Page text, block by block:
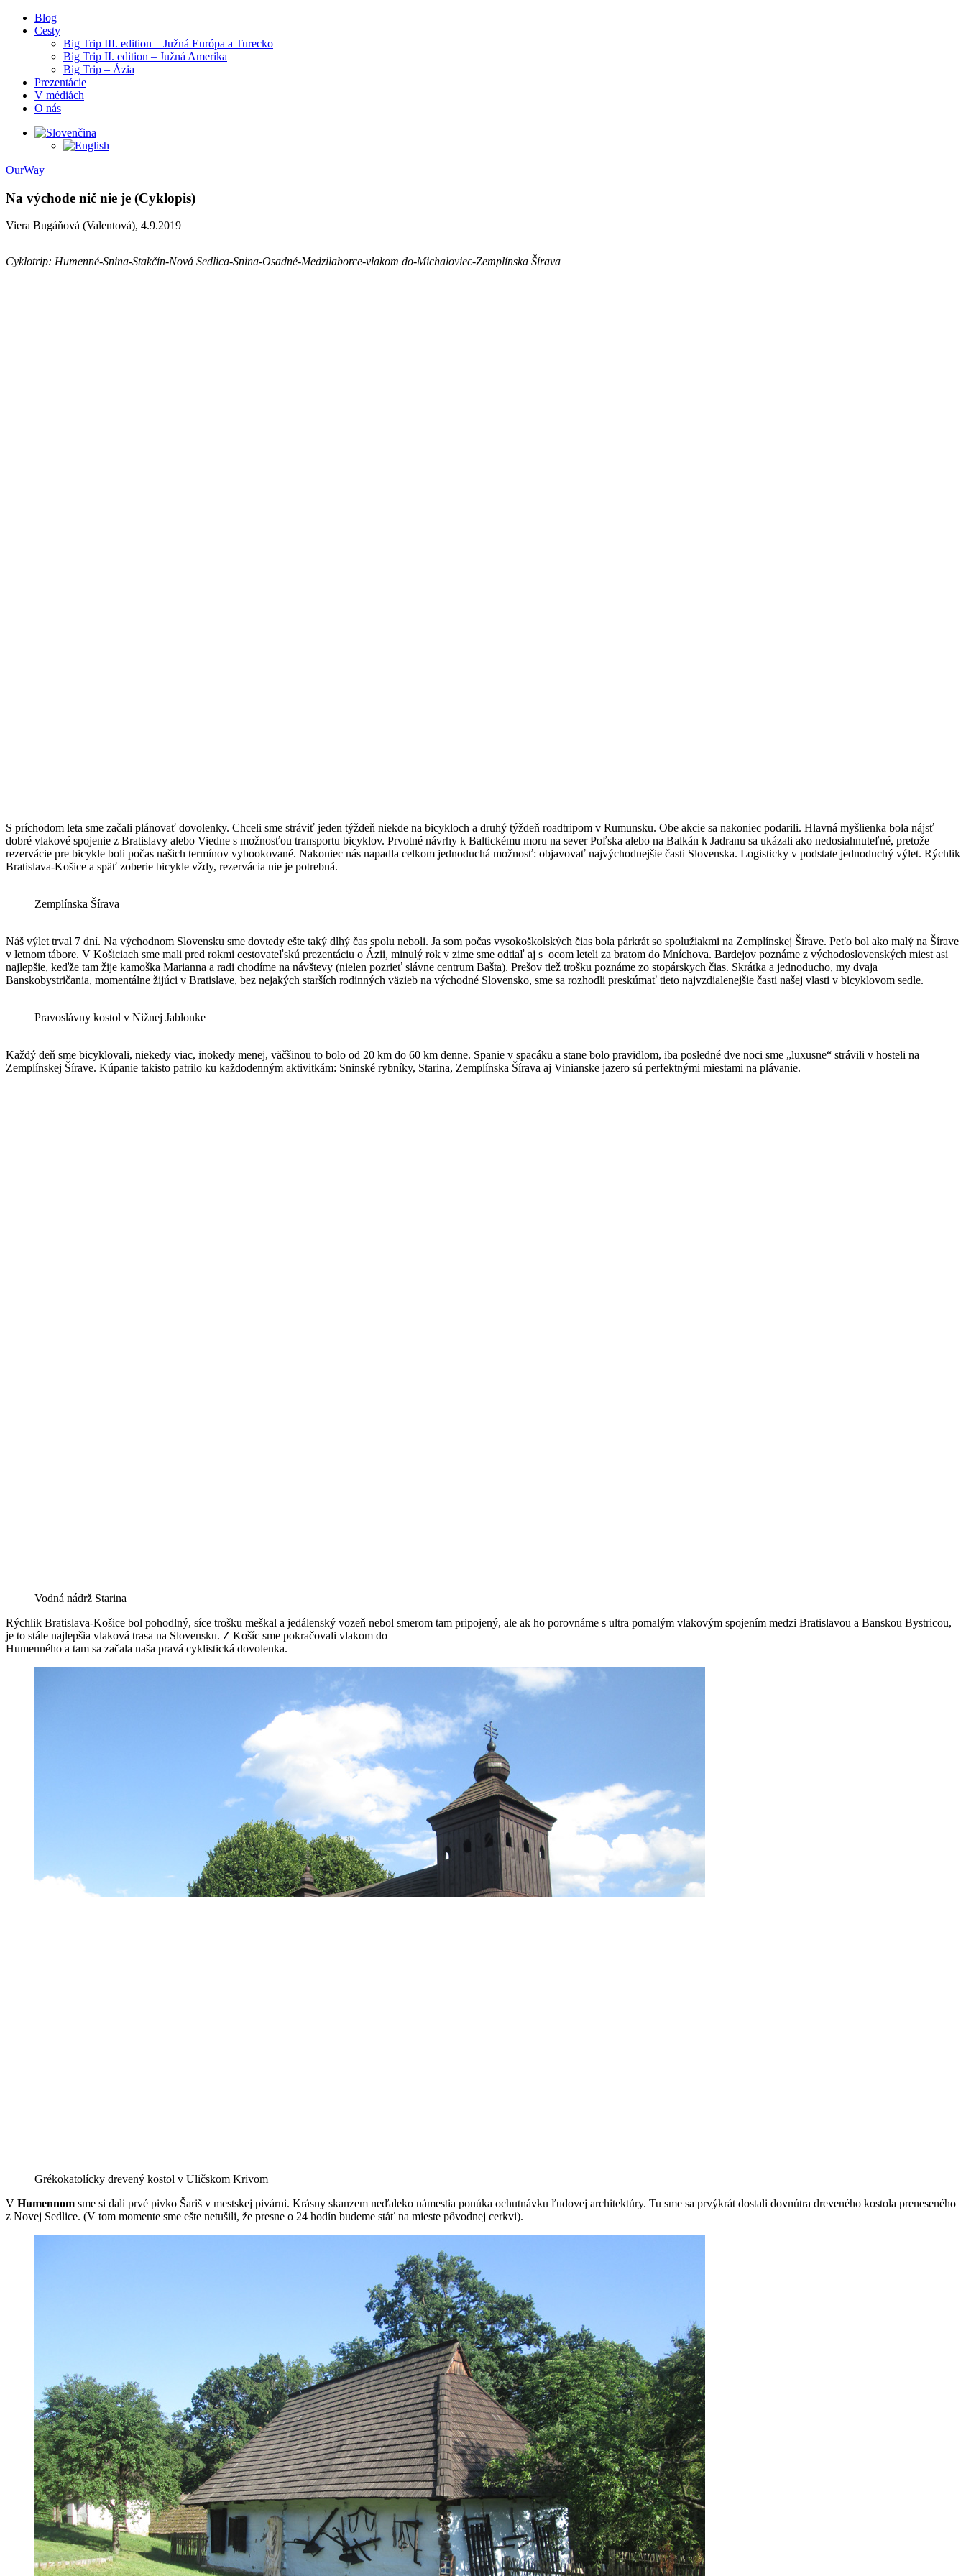
Blog
Cesty
Big Trip III. edition – Južná Európa a Turecko
Big Trip II. edition – Južná Amerika
Big Trip – Ázia
Prezentácie
V médiách
O nás
OurWay
Na východe nič nie je (Cyklopis)
Viera Bugáňová (Valentová), 4.9.2019
Cyklotrip: Humenné-Snina-Stakčín-Nová Sedlica-Snina-Osadné-Medzilaborce-vlakom do-Michaloviec-Zemplínska Šírava
S príchodom leta sme začali plánovať dovolenky. Chceli sme stráviť jeden týždeň niekde na bicykloch a druhý týždeň roadtripom v Rumunsku. Obe akcie sa nakoniec podarili. Hlavná myšlienka bola nájsť
dobré vlakové spojenie z Bratislavy alebo Viedne s možnosťou transportu bicyklov. Prvotné návrhy k Baltickému moru na sever Poľska alebo na Balkán k Jadranu sa ukázali ako nedosiahnuteľné, pretože
rezervácie pre bicykle boli počas našich termínov vybookované. Nakoniec nás napadla celkom jednoduchá možnosť: objavovať najvýchodnejšie časti Slovenska. Logisticky v podstate jednoduchý výlet. Rýchlik
Bratislava-Košice a späť zoberie bicykle vždy, rezervácia nie je potrebná.
Zemplínska Šírava
Náš výlet trval 7 dní. Na východnom Slovensku sme dovtedy ešte taký dlhý čas spolu neboli. Ja som počas vysokoškolských čias bola párkrát so spolužiakmi na Zemplínskej Šírave. Peťo bol ako malý na Šírave
v letnom tábore. V Košiciach sme mali pred rokmi cestovateľskú prezentáciu o Ázii, minulý rok v zime sme odtiaľ aj s ocom leteli za bratom do Mníchova. Bardejov poznáme z východoslovenských miest asi
najlepšie, keďže tam žije kamoška Marianna a radi chodíme na návštevy (nielen pozrieť slávne centrum Bašta). Prešov tiež trošku poznáme zo stopárskych čias. Skrátka a jednoducho, my dvaja
Banskobystričania, momentálne žijúci v Bratislave, bez nejakých starších rodinných väzieb na východné Slovensko, sme sa rozhodli preskúmať tieto najvzdialenejšie časti našej vlasti v bicyklovom sedle.
Pravoslávny kostol v Nižnej Jablonke
Každý deň sme bicyklovali, niekedy viac, inokedy menej, väčšinou to bolo od 20 km do 60 km denne. Spanie v spacáku a stane bolo pravidlom, iba posledné dve noci sme „luxusne“ strávili v hosteli na
Zemplínskej Šírave. Kúpanie takisto patrilo ku každodenným aktivitkám: Sninské rybníky, Starina, Zemplínska Šírava aj Vinianske jazero sú perfektnými miestami na plávanie.
Vodná nádrž Starina
Rýchlik Bratislava-Košice bol pohodlný, síce trošku meškal a jedálenský vozeň nebol smerom tam pripojený, ale ak ho porovnáme s ultra pomalým vlakovým spojením medzi Bratislavou a Banskou Bystricou,
je to stále najlepšia vlaková trasa na Slovensku. Z Košíc sme pokračovali vlakom do
Humenného a tam sa začala naša pravá cyklistická dovolenka.
Grékokatolícky drevený kostol v Uličskom Krivom
V Humennom sme si dali prvé pivko Šariš v mestskej pivárni. Krásny skanzem neďaleko námestia ponúka ochutnávku ľudovej architektúry. Tu sme sa prvýkrát dostali dovnútra dreveného kostola preneseného
z Novej Sedlice. (V tom momente sme ešte netušili, že presne o 24 hodín budeme stáť na mieste pôvodnej cerkvi).